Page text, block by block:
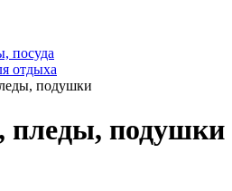
посуда
отдыха
подушки
пледы, подушки